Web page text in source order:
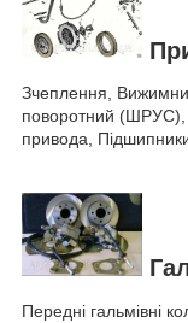
Зчеплення,
поворотний (ШРУС),
привода,
Передні гальмівні